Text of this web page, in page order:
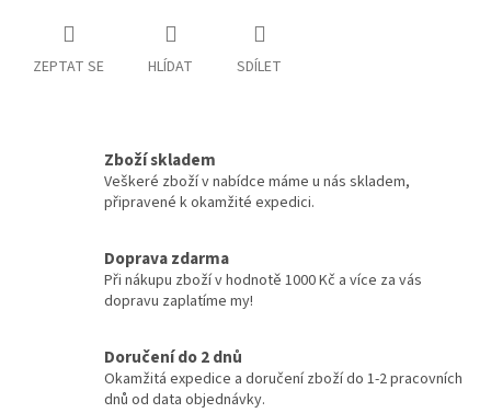
ZEPTAT SE HLÍDAT SDÍLET
Zboží skladem
Veškeré zboží v nabídce máme u nás skladem,
připravené k okamžité expedici.
Doprava zdarma
Při nákupu zboží v hodnotě 1000 Kč a více za vás
dopravu zaplatíme my!
Doručení do 2 dnů
Okamžitá expedice a doručení zboží do 1-2 pracovních
dnů od data objednávky.